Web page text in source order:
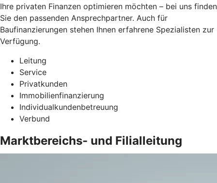
Ihre privaten Finanzen optimieren möchten – bei uns finden
Sie den passenden Ansprechpartner. Auch für
Baufinanzierungen stehen Ihnen erfahrene Spezialisten zur
Verfügung.
Leitung
Service
Privatkunden
Immobilienfinanzierung
Individualkundenbetreuung
Verbund
Marktbereichs- und Filialleitung